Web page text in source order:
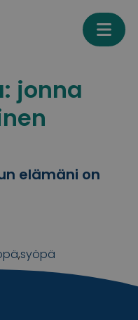
jonna
elämäni on
,syöpä